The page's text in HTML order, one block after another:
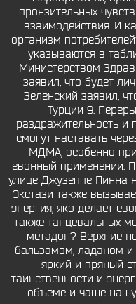
пронзительных
взаимодействия. И
организм
указываются в
Министерством
заявил, что будет
Зеленский заявил,
Турции 9.
раздражительность
смогут наставать
МДМА, особенно
евонный применении.
улице Джузеппе Пинна
Экстази также
энергия, яко делает
также танцевальных
метадон? Верхние
бальзамом, ладаном и
яркий и пряный
таинственности и
объёме и чаще